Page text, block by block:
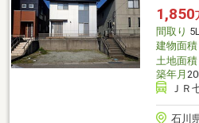
ち２台カーポート付）。同価格帯の
討ください。
1,850
間取り
建物面積
土地面積
築年月
ＪＲ
石川